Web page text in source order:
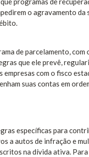
o agravamento da
de parcelamento, com
que ele prevê,
empresas com o fisco
suas contas em
específicas para
a autos de infração e
na dívida ativa.